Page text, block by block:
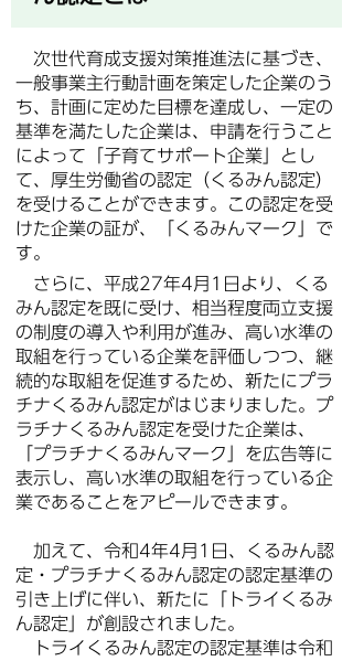
次世代育成支援対策推進法に基づき、
一般事業主行動計画を策定した企業のう
ち、計画に定めた目標を達成し、一定の
基準を満たした企業は、申請を行うこと
によって「子育てサポート企業」とし
て、厚生労働省の認定（くるみん認定）
を受けることができます。この認定を受
けた企業の証が、「くるみんマーク」で
す。
さらに、平成27年4月1日より、くる
みん認定を既に受け、相当程度両立支援
の制度の導入や利用が進み、高い水準の
取組を行っている企業を評価しつつ、継
続的な取組を促進するため、新たにプラ
チナくるみん認定がはじまりました。プ
ラチナくるみん認定を受けた企業は、
「プラチナくるみんマーク」を広告等に
表示し、高い水準の取組を行っている企
業であることをアピールできます。
加えて、令和4年4月1日、くるみん認
定・プラチナくるみん認定の認定基準の
引き上げに伴い、新たに「トライくるみ
ん認定」が創設されました。
トライくるみん認定の認定基準は令和